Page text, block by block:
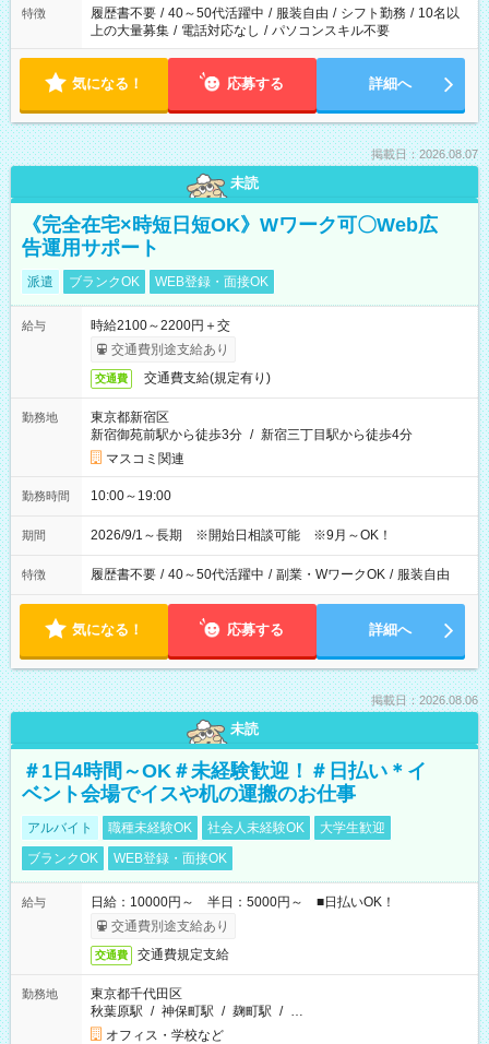
合は応募できません。
特徴 履歴書不要 / 40～50代活躍中 / 服装自由 / シフト勤務 / 10名以
上の大量募集 / 電話対応なし / パソコンスキル不要
気になる！ 応募する 詳細へ
掲載日：2026.08.07
未読
《完全在宅×時短日短OK》Wワーク可〇Web広
告運用サポート
派遣 ブランクOK WEB登録・面接OK
給与
時給2100～2200円＋交
交通費別途支給あり
交通費 交通費支給(規定有り)
勤務地
東京都新宿区
新宿御苑前駅から徒歩3分 / 新宿三丁目駅から徒歩4分
マスコミ関連
勤務時間 10:00～19:00
期間 2026/9/1～長期 ※開始日相談可能 ※9月～OK！
特徴 履歴書不要 / 40～50代活躍中 / 副業・WワークOK / 服装自由
気になる！ 応募する 詳細へ
掲載日：2026.08.06
未読
＃1日4時間～OK＃未経験歓迎！＃日払い＊イ
ベント会場でイスや机の運搬のお仕事
アルバイト 職種未経験OK 社会人未経験OK
大学生歓迎
ブランクOK
WEB登録・面接OK
給与
日給：10000円～ 半日：5000円～ ■日払いOK！
交通費別途支給あり
交通費 交通費規定支給
勤務地
東京都千代田区
秋葉原駅 / 神保町駅 / 麹町駅 / …
オフィス・学校など